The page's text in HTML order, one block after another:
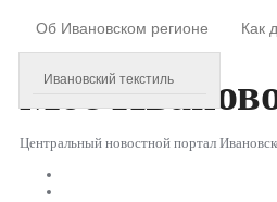
Об Ивановском регионе
Ивановский текстиль
Как
Моё
Центральный новостной портал